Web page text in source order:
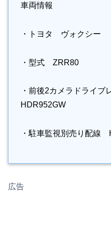
車両情報
・トヨタ ヴォクシー
・型式 ZRR80
・前後2カメラドライ
HDR952GW
・駐車監視別売り配線
広告